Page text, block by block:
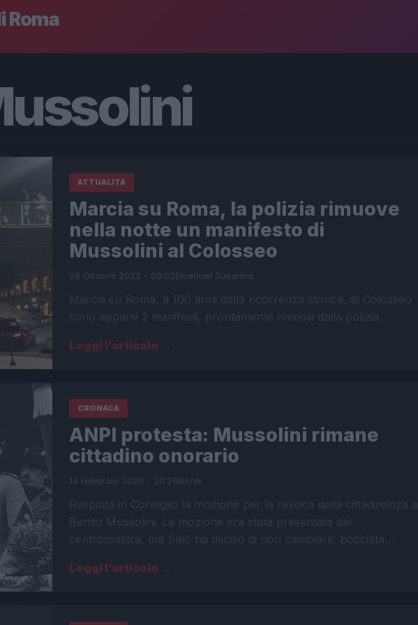
Roma
ATTUALITÀ
Marcia su Roma, la polizia rimuove
nella notte un manifesto di
Mussolini al Colosseo
28 Ottobre 2022 - 09:02Emanuel Susanna
Marcia su Roma, a 100 anni dalla ricorrenza storica, al Colosseo
sono apparsi 2 manifesti, prontamente rimossi dalla polizia
Leggi l’articolo →
CRONACA
ANPI protesta: Mussolini rimane
cittadino onorario
14 Febbraio 2020 - 20:28Iksnik
Respinta in Consiglio la mozione per la revoca della cittadinanza a
Benito Mussolini. La mozione era stata presentata dal
centrosinistra, ma Salò ha deciso di non cambiare: bocciata…
Leggi l’articolo →